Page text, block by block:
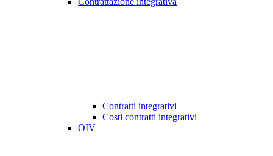
Contratti integrativi
Costi contratti integrativi
OIV